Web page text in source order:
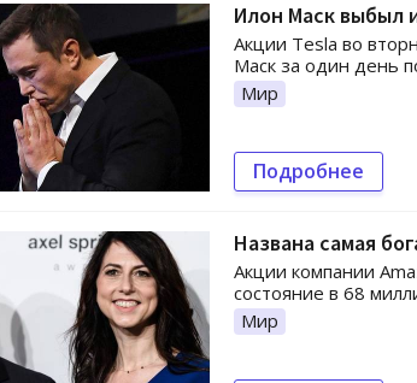
Илон Маск выбыл
Акции Tesla во
Маск за один день
Мир
Подробнее
Названа самая
Акции компании
состояние в 68
Мир